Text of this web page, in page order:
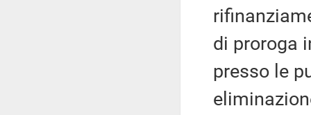
di proroga
presso le